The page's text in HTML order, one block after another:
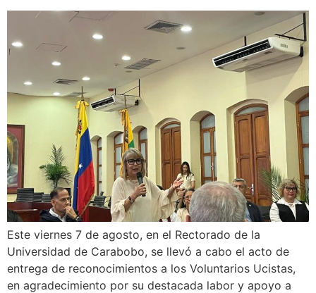
Este viernes 7 de agosto, en el Rectorado de la
Universidad de Carabobo, se llevó a cabo el acto de
entrega de reconocimientos a los Voluntarios Ucistas,
en agradecimiento por su destacada labor y apoyo a